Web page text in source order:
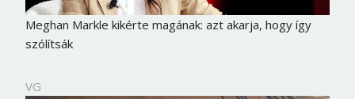
Meghan Markle kikérte magának: azt akarja, hogy így
szólítsák
VG